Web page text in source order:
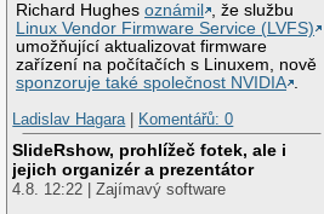
Richard Hughesoznámil
, že službu
Linux Vendor Firmware Service (LVFS)
umožňující aktualizovat firmware
zařízení na počítačích s Linuxem, nově
sponzoruje také společnost NVIDIA .
Ladislav Hagara | Komentářů: 0
SlideRshow, prohlížeč fotek, ale i
jejich organizér a prezentátor
4.8. 12:22 | Zajímavý software